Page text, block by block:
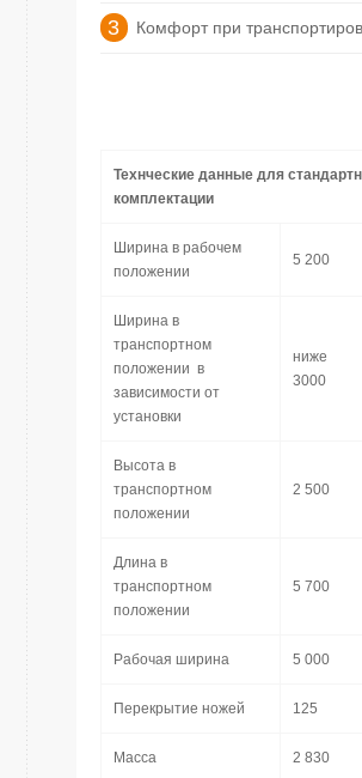
3 Комфорт при
Технческие данные для
комплектации
Ширина в рабочем
положении
5 200
Ширина в
транспортном
положении в
зависимости от
установки
ниже
3000
Высота в
транспортном
положении
2 500
Длина в
транспортном
положении
5 700
Рабочая ширина 5 000
Перекрытие ножей 125
Масса 2 830